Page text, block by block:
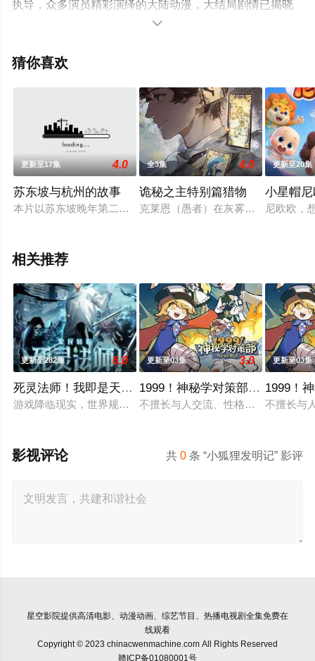
执导，众多演员精彩演绎的大陆动漫，大结局剧情已揭晓
（全52集），手机免费观看高清未删减完整版动漫全集就
剧情网等平台了解。

猜你喜欢
更新至17集 4.0
苏东坡与杭州的故事
本片以苏东坡晚年第二次赴任杭州，与老友佛印（一心想将苏
全3集 4.0
诡秘之主特别篇猎物
克莱恩（愚者）在灰雾之上召开塔罗
更新至20集
小星帽
尼欧欧，
相关推荐
更新至282集 6.0
死灵法师！我即是天灾动态漫画
游戏降临现实，世界规则颠覆，人类进入全民转职时代。 唯有
更新至03集 3.0
1999！神秘学对策部英语
不擅长与人交流、性格腼腆的马库斯
更新至03集
1999！
不擅长与
共0 条 “小狐狸发明记” 影评
影视评论
星空影院提供高清电影、动漫动画、综艺节目、热播电视剧全集免费在
线观看
Copyright © 2023 chinacwenmachine.com All Rights Reserved
赣ICP备01080001号